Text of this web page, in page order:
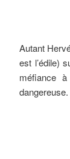
Autant
est l’édile)
méfiance
dangereuse.